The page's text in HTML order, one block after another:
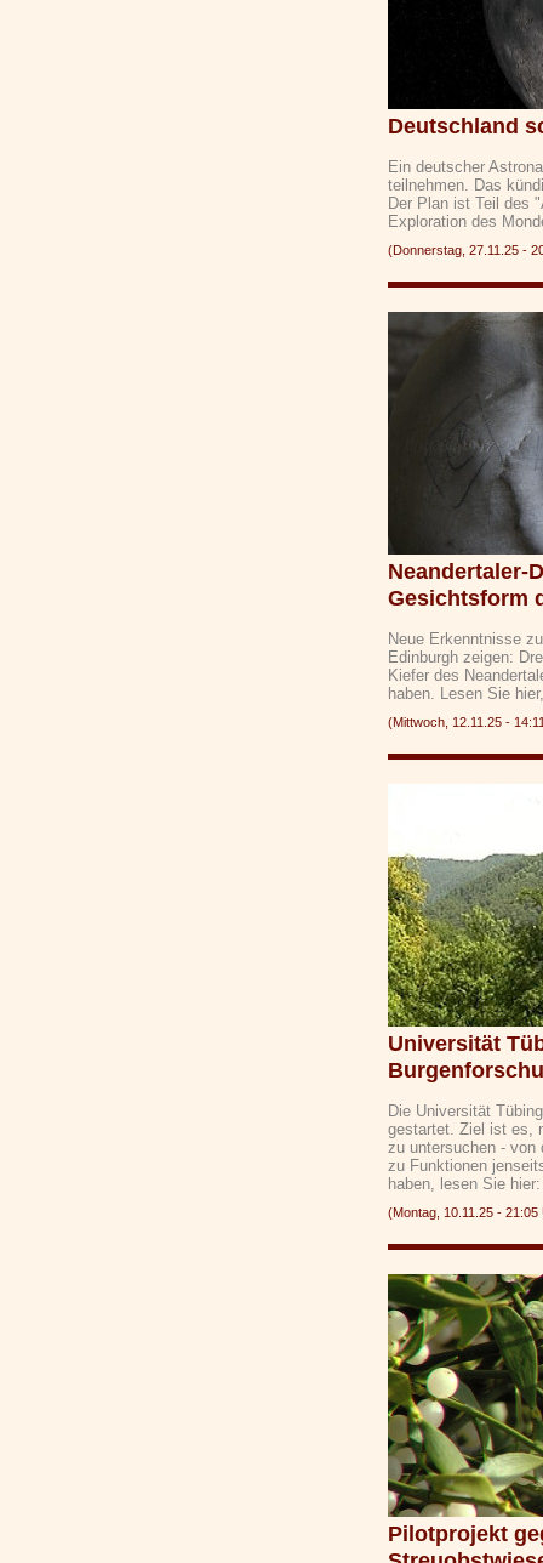
Deutschland
Ein deutscher
teilnehmen. Das
Der Plan ist Teil des
Exploration des
(Donnerstag, 27.11.25 -
Neandertaler-
Gesichtsform
Neue Erkenntnisse
Edinburgh zeigen:
Kiefer des
haben. Lesen Sie
(Mittwoch, 12.11.25 -
Universität
Die Universität
gestartet. Ziel ist es,
zu untersuchen - von
zu Funktionen
haben, lesen Sie
(Montag, 10.11.25 -
Pilotprojekt